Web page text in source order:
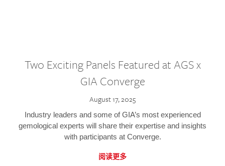
Two Exciting Panels Featured at AGS x
GIA Converge
August 17, 2025
Industry leaders and some of GIA’s most experienced
gemological experts will share their expertise and insights
with participants at Converge.
阅读更多